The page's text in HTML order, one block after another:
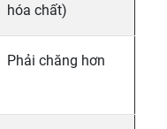
hóa chất)
Phải chăng hơn